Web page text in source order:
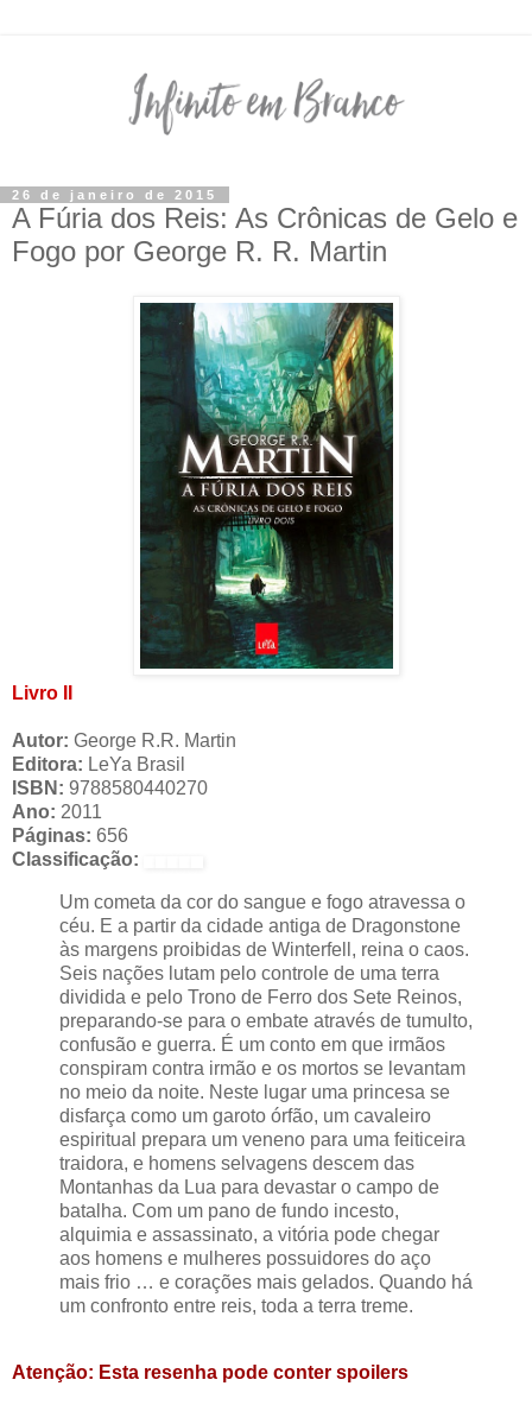
26 de janeiro de 2015
A Fúria dos Reis: As Crônicas de Gelo e
Fogo por George R. R. Martin
Livro II
Autor: George R.R. Martin
Editora: LeYa Brasil
ISBN: 9788580440270
Ano: 2011
Páginas: 656
Classificação:
Um cometa da cor do sangue e fogo atravessa o
céu. E a partir da cidade antiga de Dragonstone
às margens proibidas de Winterfell, reina o caos.
Seis nações lutam pelo controle de uma terra
dividida e pelo Trono de Ferro dos Sete Reinos,
preparando-se para o embate através de tumulto,
confusão e guerra. É um conto em que irmãos
conspiram contra irmão e os mortos se levantam
no meio da noite. Neste lugar uma princesa se
disfarça como um garoto órfão, um cavaleiro
espiritual prepara um veneno para uma feiticeira
traidora, e homens selvagens descem das
Montanhas da Lua para devastar o campo de
batalha. Com um pano de fundo incesto,
alquimia e assassinato, a vitória pode chegar
aos homens e mulheres possuidores do aço
mais frio … e corações mais gelados. Quando há
um confronto entre reis, toda a terra treme.
Atenção: Esta resenha pode conter spoilers